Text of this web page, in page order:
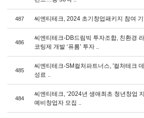
487 씨엔티테크, 2024 초기창업패키지 참여
486
씨엔티테크-DB드림빅 투자조합, 친환경
코팅제 개발 ‘퓨롬’ 투자 ..
485
씨엔티테크-SM컬처파트너스, '컬처테크
성료 ..
484
씨엔티테크, ‘2024년 생애최초 청년창업
예비창업자 모집 ..